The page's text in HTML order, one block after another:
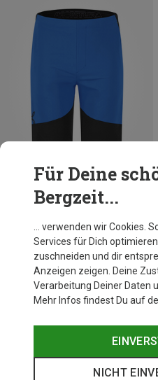
Du sparst 32%
Für Deine
Bergzeit...
… verwenden wir Cookies.
Services für Dich
zuschneiden und dir
Anzeigen zeigen. Deine
Verarbeitung Deiner Daten
Mehr Infos findest Du auf
NICHT